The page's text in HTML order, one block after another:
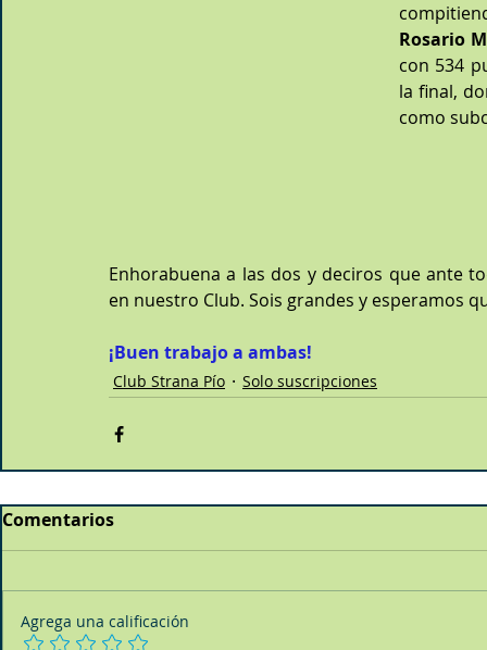
Rosario
con 534
la final,
como
Enhorabuena a las dos y deciros que ante
en nuestro Club. Sois grandes y esperamos
¡Buen trabajo a ambas!
Club Strana Pío Solo suscripciones
Comentarios
Agrega una calificación